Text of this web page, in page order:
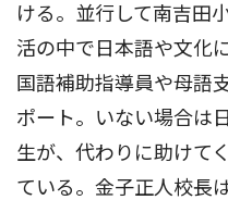
ける。並行して南吉田
活の中で日本語や文化
国語補助指導員や母語
ポート。いない場合は
生が、代わりに助けて
ている。金子正人校長